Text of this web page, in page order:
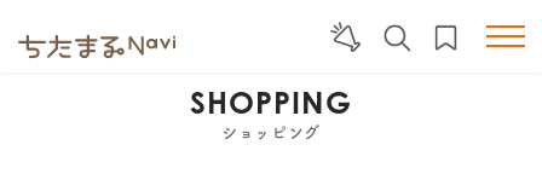
SHOPPING
ショッピング